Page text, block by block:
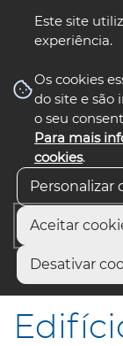
Este site
experiência.
Os cookies
do site e são
o seu
Para mais
cookies.
Personalizar
Aceitar
Desativar
nos
Início
Edifício da PSP